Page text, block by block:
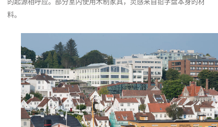
的起源相呼应。部分室内使用木制家具，灵感来自铅字盘本身的材
料。